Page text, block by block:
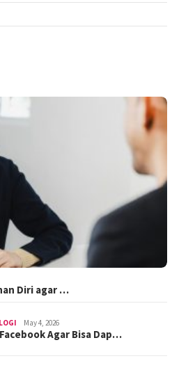
Diri agar …
May 4, 2026
Agar Bisa Dap…